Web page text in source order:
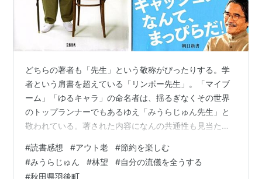
どちらの著者も「先生」という敬称がぴったりする。学
者という肩書を超えている「リンボー先生」。「マイブ
ーム」「ゆるキャラ」の命名者は、揺るぎなくその世界
のトップランナーでもあるゆえ「みうらじゅん先生」と
敬われている。著された内容になんの共通性も見当たら
いう熟語の構成はどのパターンか。「節する」「約す
る」という語を思い出すと「似た意味の組み合わせ」だ
#読書感想 #アウト老 #節約を楽しむ
#みうらじゅん #林望 #自分の流儀を全うする
#秋田県羽後町